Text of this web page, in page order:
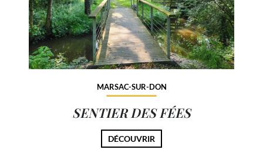
MARSAC-SUR-DON
SENTIER DES FÉES
DÉCOUVRIR